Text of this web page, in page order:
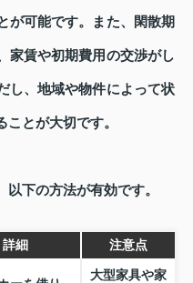
が可能です。また、閑散期
家賃や初期費用の交渉がし
し、地域や物件によって状
とが大切です。
下の方法が有効です。
詳細 注意点
大型家具や家